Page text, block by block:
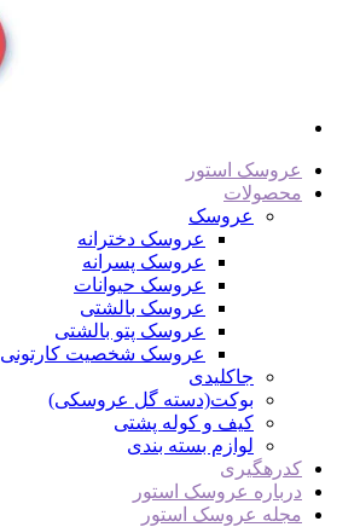
عروسک استور
محصولات
عروسک
عروسک دخترانه
عروسک پسرانه
عروسک حیوانات
عروسک بالشتی
عروسک پتو بالشتی
عروسک شخصیت کارتونی
جاکلیدی
بوکت(دسته گل عروسکی)
کیف و کوله پشتی
لوازم بسته بندی
کدرهگیری
درباره عروسک استور
مجله عروسک استور